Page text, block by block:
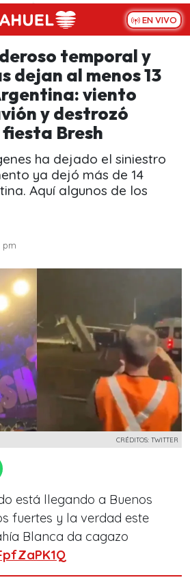
EN VIVO
temporal y
dejan al menos 13
viento
y destrozó
Bresh
ha dejado el siniestro
ya dejó más de 14
Aquí algunos de los
pm
CRÉDITOS: TWITTER
está llegando a Buenos
fuertes y la verdad este
Blanca da cagazo